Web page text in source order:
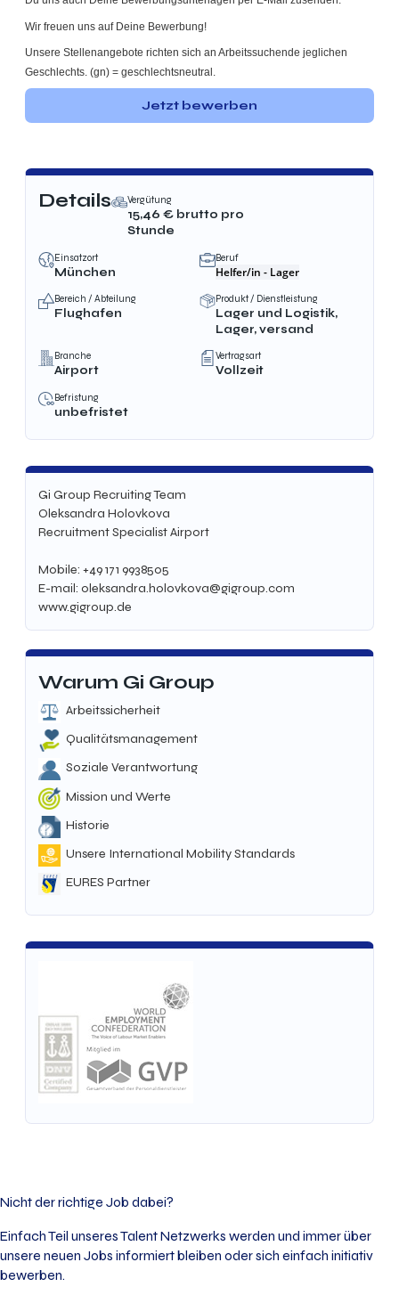
Wir freuen uns auf Deine Bewerbung!
Unsere Stellenangebote richten sich an Arbeitssuchende jeglichen
Geschlechts. (gn) = geschlechtsneutral.
Jetzt bewerben
Details Vergütung
15,46 € brutto pro
Stunde
Einsatzort
München
Beruf
Helfer/in - Lager
Bereich / Abteilung
Flughafen
Produkt / Dienstleistung
Lager und Logistik,
Lager, versand
Branche
Airport
Vertragsart
Vollzeit
Befristung
unbefristet
Gi Group Recruiting Team
Oleksandra Holovkova
Recruitment Specialist Airport
Mobile: +49 171 9938505
E-mail: oleksandra.holovkova@gigroup.com
www.gigroup.de
Warum Gi Group
Arbeitssicherheit
Qualitätsmanagement
Soziale Verantwortung
Mission und Werte
Historie
Unsere International Mobility Standards
EURES Partner
Nicht der richtige Job dabei?
Einfach Teil unseres Talent Netzwerks werden und immer über
unsere neuen Jobs informiert bleiben oder sich einfach initiativ
bewerben.